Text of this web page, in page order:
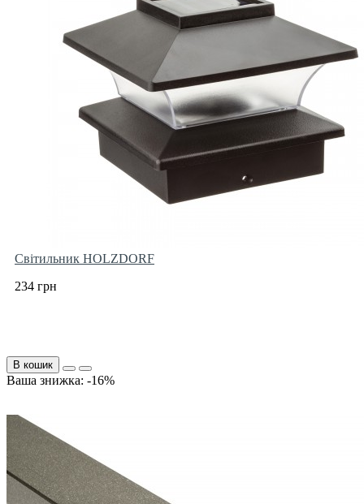
Світильник HOLZDORF
234 грн
В кошик
Ваша знижка: -16%